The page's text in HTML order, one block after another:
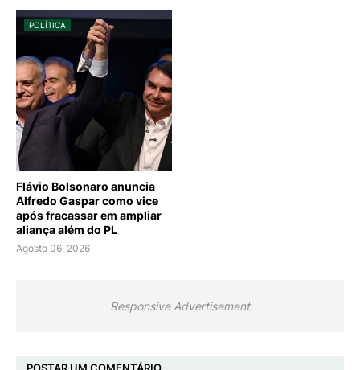
POLÍTICA
Flávio Bolsonaro anuncia
Alfredo Gaspar como vice
após fracassar em ampliar
aliança além do PL
Agosto 06, 2026
Responsive Advertisement